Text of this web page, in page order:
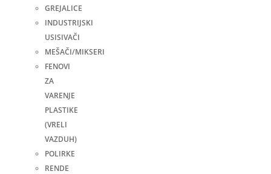
GREJALICE
INDUSTRIJSKI
USISIVAČI
MEŠAČI/MIKSERI
FENOVI
ZA
VARENJE
PLASTIKE
(VRELI
VAZDUH)
POLIRKE
RENDE